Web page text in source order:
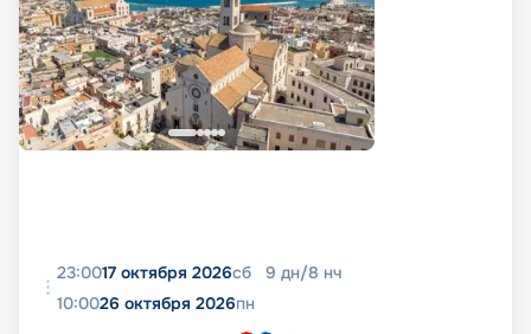
23:0017 октября 2026сб 9 дн/8 нч
10:0026 октября 2026пн